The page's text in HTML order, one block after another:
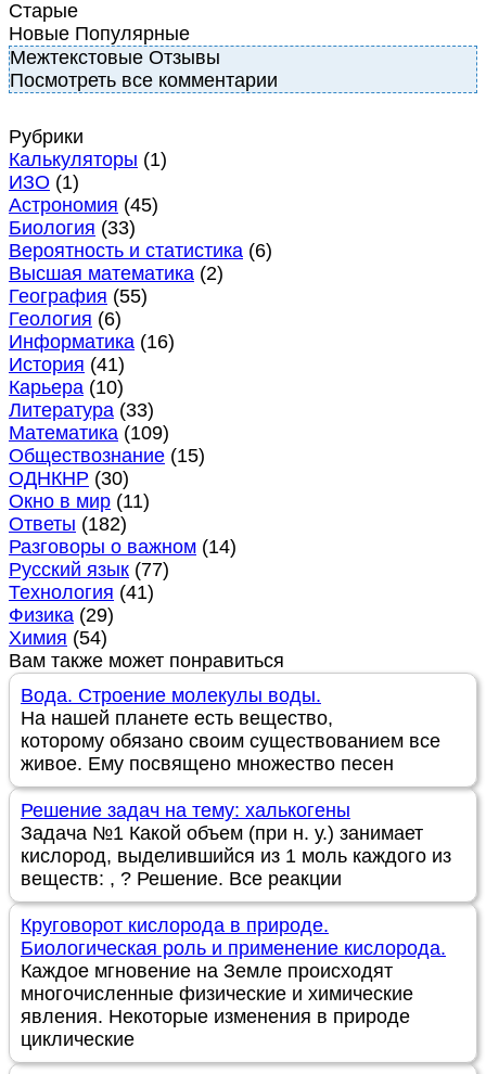
Старые
Новые Популярные
Межтекстовые Отзывы
Посмотреть все комментарии
Рубрики
Калькуляторы (1)
ИЗО (1)
Астрономия (45)
Биология (33)
Вероятность и статистика (6)
Высшая математика (2)
География (55)
Геология (6)
Информатика (16)
История (41)
Карьера (10)
Литература (33)
Математика (109)
Обществознание (15)
ОДНКНР (30)
Окно в мир (11)
Ответы (182)
Разговоры о важном (14)
Русский язык (77)
Технология (41)
Физика (29)
Химия (54)
Вам также может понравиться
Вода. Строение молекулы воды.
На нашей планете есть вещество,
которому обязано своим существованием все
живое. Ему посвящено множество песен
Решение задач на тему: халькогены
Задача №1 Какой объем (при н. у.) занимает
кислород, выделившийся из 1 моль каждого из
веществ: , ? Решение. Все реакции
Круговорот кислорода в природе.
Биологическая роль и применение кислорода.
Каждое мгновение на Земле происходят
многочисленные физические и химические
явления. Некоторые изменения в природе
циклические